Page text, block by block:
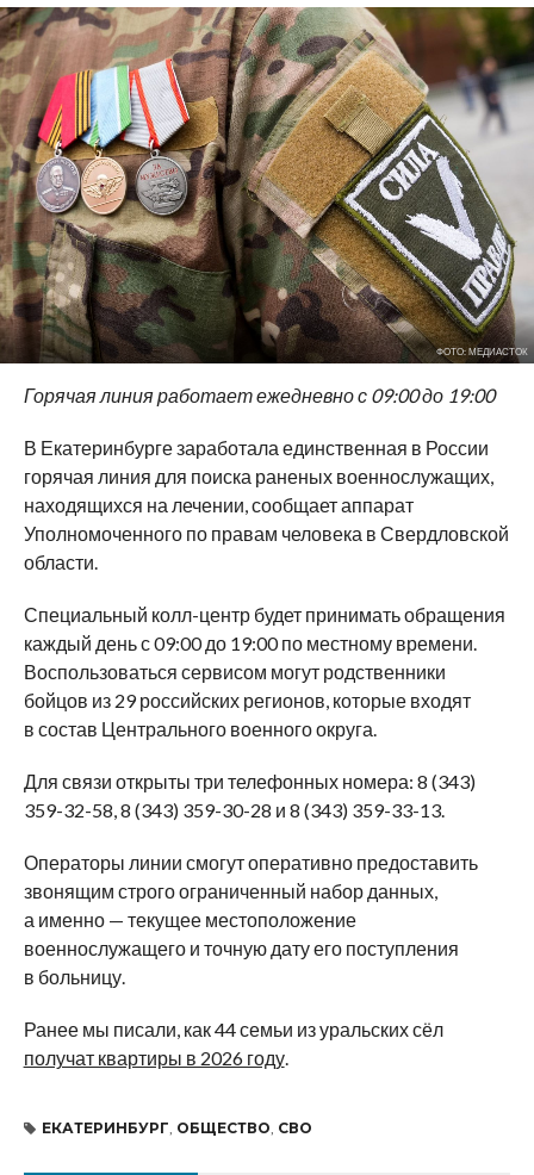
ФОТО: МЕДИАСТОК
Горячая линия работает ежедневно с 09:00 до 19:00
В Екатеринбурге заработала единственная в России
горячая линия для поиска раненых военнослужащих,
находящихся на лечении, сообщает аппарат
Уполномоченного по правам человека в Свердловской
области.
Специальный колл-центр будет принимать обращения
каждый день с 09:00 до 19:00 по местному времени.
Воспользоваться сервисом могут родственники
бойцов из 29 российских регионов, которые входят
в состав Центрального военного округа.
Для связи открыты три телефонных номера: 8 (343)
359-32-58, 8 (343) 359-30-28 и 8 (343) 359-33-13.
Операторы линии смогут оперативно предоставить
звонящим строго ограниченный набор данных,
а именно — текущее местоположение
военнослужащего и точную дату его поступления
в больницу.
Ранее мы писали, как 44 семьи из уральских сёл
получат квартиры в 2026 году.
ЕКАТЕРИНБУРГ ОБЩЕСТВО СВО